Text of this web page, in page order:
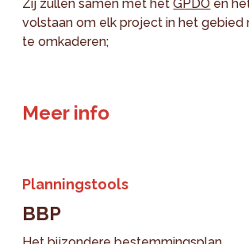
Zij zullen samen met hetGPDO en
volstaan om elk project in het gebied
te omkaderen;
Meer info
Planningstools
BBP